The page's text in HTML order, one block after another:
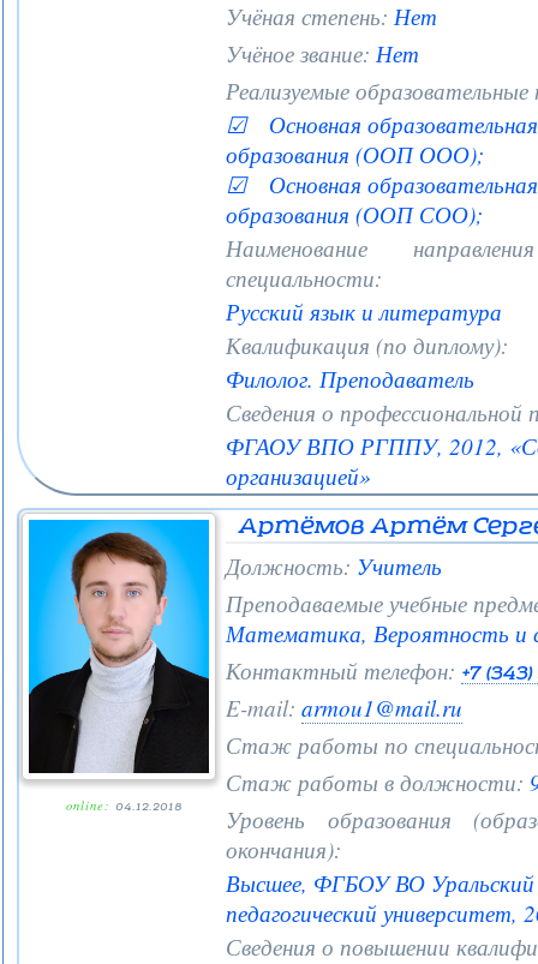
Учёная степень: Нет
Учёное звание: Нет
Реализуемые
☑ Основная
образования (ООП ООО);
☑ Основная
образования (ООП СОО);
Наименование
специальности:
Русский язык и литература
Квалификация (по диплому):
Филолог. Преподаватель
Сведения о профессиональной
ФГАОУ ВПО РГППУ, 2012,
организацией»
online: 04.12.2018
Артёмов Артём
Должность: Учитель
Преподаваемые учебные
Математика, Вероятность и
Контактный телефон: +7
E-mail: armou1@mail.ru
Стаж работы по
Стаж работы в должности:
Уровень образования
окончания):
Высшее, ФГБОУ ВО Уральский
педагогический университет,
Сведения о повышении